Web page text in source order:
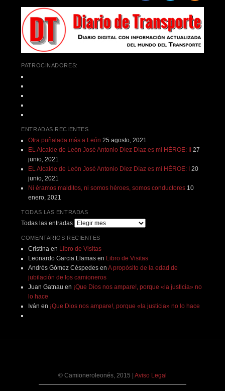
PATROCINADORES:
ENTRADAS RECIENTES
Otra puñalada más a León 25 agosto, 2021
EL Alcalde de León José Antonio Díez Díaz es mi HÉROE: II 27
junio, 2021
EL Alcalde de León José Antonio Díez Díaz es mi HÉROE: I 20
junio, 2021
Ni éramos malditos, ni somos héroes, somos conductores 10
enero, 2021
TODAS LAS ENTRADAS
Todas las entradas
COMENTARIOS RECIENTES
Cristina en Libro de Visitas
Leonardo Garcia Llamasen Libro de Visitas
Andrés Gómez Céspedesen A propósito de la edad de
jubilación de los camioneros
Juan Gatnau en ¡Que Dios nos ampare!, porque «la justicia» no
lo hace
Iván en ¡Que Dios nos ampare!, porque «la justicia» no lo hace
© Camioneroleonés, 2015 Aviso Legal